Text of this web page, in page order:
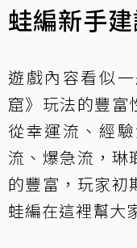
蛙編新手建
遊戲內容看似
窟》玩法的豐富
從幸運流、經
流、爆急流，琳
的豐富，玩家初
蛙編在這裡幫大